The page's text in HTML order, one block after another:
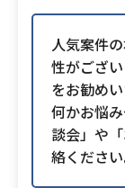
人気案件
性がござ
をお勧めい
何かお悩
談会」や
絡ください